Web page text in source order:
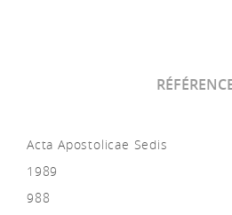
Acta Apostolicae Sedis
1989
988